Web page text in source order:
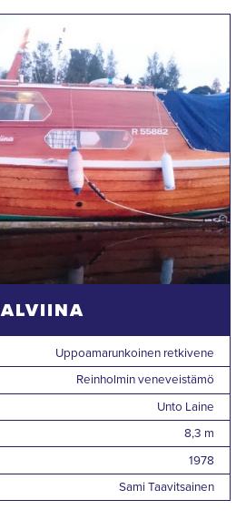
ALVIINA
Uppoamarunkoinen retkivene
Reinholmin veneveistämö
Unto Laine
8,3 m
1978
Sami Taavitsainen